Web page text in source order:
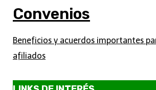
Convenios
Beneficios y acuerdos importantes
afiliados